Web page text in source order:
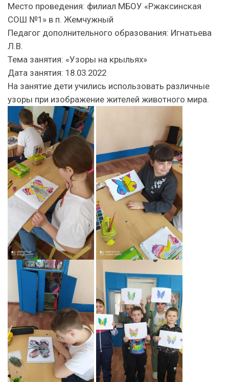
Место проведения: филиал МБОУ «Ржаксинская
СОШ №1» в п. Жемчужный
Педагог дополнительного образования: Игнатьева
Л.В.
Тема занятия: «Узоры на крыльях»
Дата занятия: 18.03.2022
На занятие дети учились использовать различные
узоры при изображение жителей животного мира.